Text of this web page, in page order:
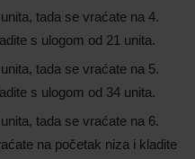
tada se vraćate na 4.
s ulogom od 21 unita.
tada se vraćate na 5.
s ulogom od 34 unita.
tada se vraćate na 6.
na početak niza i kladite